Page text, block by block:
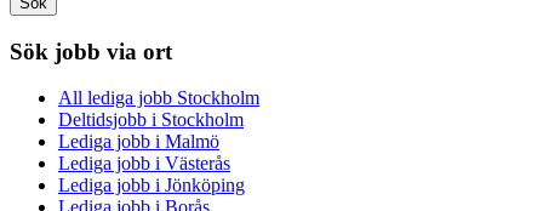
Sök jobb via ort
All lediga jobb Stockholm
Deltidsjobb i Stockholm
Lediga jobb i Malmö
Lediga jobb i Västerås
Lediga jobb i Jönköping